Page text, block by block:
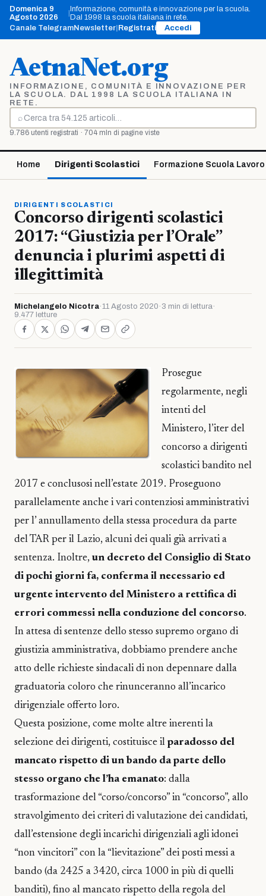
Vai
contenuto
Domenica 9
Agosto 2026
|Informazione, comunità e innovazione per la scuola.
Dal 1998 la scuola italiana in rete.
Canale TelegramNewsletter Registrati Accedi
AetnaNet.org
INFORMAZIONE, COMUNITÀ E INNOVAZIONE PER
LA SCUOLA. DAL 1998 LA SCUOLA ITALIANA IN
RETE.
⌕
Cerca
9.786 utenti registrati · 704 mln di pagine viste
Home Dirigenti Scolastici Formazione Scuola Lavoro
DIRIGENTI SCOLASTICI
Concorso dirigenti scolastici
2017: “Giustizia per l’Orale”
denuncia i plurimi aspetti di
illegittimità
Michelangelo Nicotra·11 Agosto 2020 · 3 min di lettura·
9.477 letture
Prosegue
regolarmente, negli
intenti del
Ministero, l’iter del
concorso a dirigenti
scolastici bandito nel
2017 e conclusosi nell’estate 2019. Proseguono
parallelamente anche i vari contenziosi amministrativi
per l’ annullamento della stessa procedura da parte
del TAR per il Lazio, alcuni dei quali già arrivati a
sentenza. Inoltre, un decreto del Consiglio di Stato
di pochi giorni fa, conferma il necessario ed
urgente intervento del Ministero a rettifica di
errori commessi nella conduzione del concorso.
In attesa di sentenze dello stesso supremo organo di
giustizia amministrativa, dobbiamo prendere anche
atto delle richieste sindacali di non depennare dalla
graduatoria coloro che rinunceranno all’incarico
dirigenziale offerto loro.
Questa posizione, come molte altre inerenti la
selezione dei dirigenti, costituisce il paradosso del
mancato rispetto di un bando da parte dello
stesso organo che l’ha emanato: dalla
trasformazione del “corso/concorso” in “concorso”, allo
stravolgimento dei criteri di valutazione dei candidati,
dall’estensione degli incarichi dirigenziali agli idonei
“non vincitori” con la “lievitazione” dei posti messi a
bando (da 2425 a 3420, circa 1000 in più di quelli
banditi), fino al mancato rispetto della regola del